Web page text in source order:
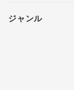
ジャンル